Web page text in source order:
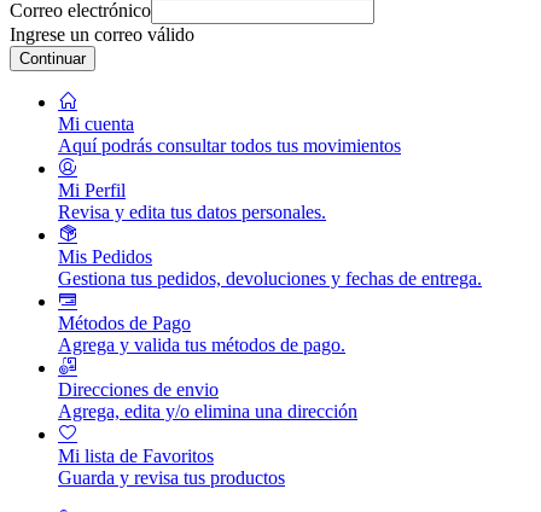
Correo electrónico
Ingrese un correo válido
Continuar
Mi cuenta
Aquí podrás consultar todos tus movimientos
Mi Perfil
Revisa y edita tus datos personales.
Mis Pedidos
Gestiona tus pedidos, devoluciones y fechas de entrega.
Métodos de Pago
Agrega y valida tus métodos de pago.
Direcciones de envio
Agrega, edita y/o elimina una dirección
Mi lista de Favoritos
Guarda y revisa tus productos